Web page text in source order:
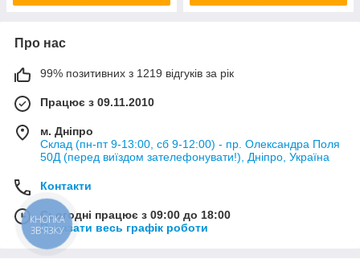
Про нас
99% позитивних з 1219 відгуків за рік
Працює з 09.11.2010
м. Дніпро
Склад (пн-пт 9-13:00, сб 9-12:00) - пр. Олександра Поля
50Д (перед виїздом зателефонувати!), Дніпро, Україна
Контакти
Сьогодні працює з 09:00 до 18:00
Показати весь графік роботи
КНОПКА
ЗВ'ЯЗКУ